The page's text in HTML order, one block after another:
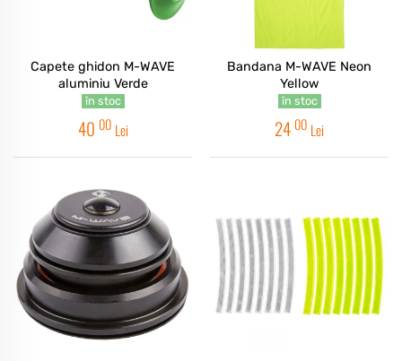
Capete ghidon M-WAVE
aluminiu Verde
în stoc
40 00 Lei
Bandana M-WAVE Neon
Yellow
în stoc
24 00 Lei